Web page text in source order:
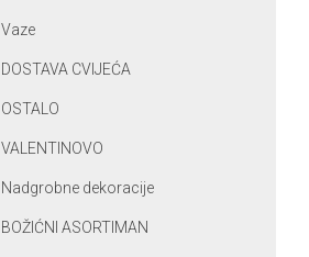
Vaze
DOSTAVA CVIJEĆA
OSTALO
VALENTINOVO
Nadgrobne dekoracije
BOŽIĆNI ASORTIMAN